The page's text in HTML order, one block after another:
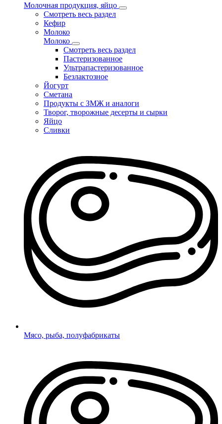
Молочная продукция, яйцо
Смотреть весь раздел
Кефир
Молоко
Молоко
Смотреть весь раздел
Пастеризованное
Ультрапастеризованное
Безлактозное
Йогурт
Сметана
Продукты с ЗМЖ и аналоги
Творог, творожные десерты и сырки
Яйцо
Сливки
Мясо, рыба, полуфабрикаты